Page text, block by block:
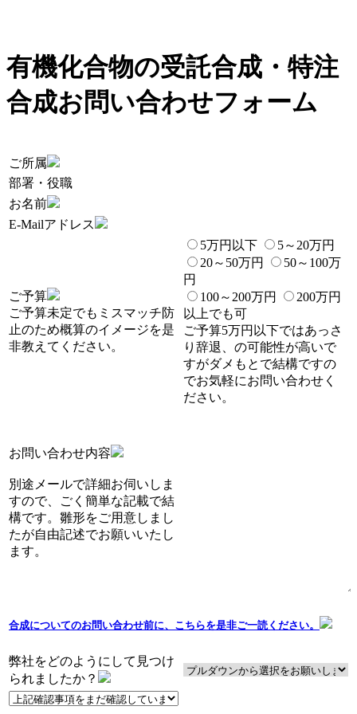
有機化合物の受託合成・特注
合成お問い合わせフォーム
ご所属
部署・役職
お名前
E-Mailアドレス
ご予算
ご予算未定でもミスマッチ防
止のため概算のイメージを是
非教えてください。
5万円以下
5～20万円
20～50万円
50～100万
円
100～200万円
200万円
以上でも可
ご予算5万円以下ではあっさ
り辞退、の可能性が高いで
すがダメもとで結構ですの
でお気軽にお問い合わせく
ださい。
お問い合わせ内容
別途メールで詳細お伺いしま
すので、ごく簡単な記載で結
構です。雛形をご用意しまし
たが自由記述でお願いいたし
ます。
合成についてのお問い合わせ前に、こちらを是非ご一読ください。
弊社をどのようにして見つけ
られましたか？